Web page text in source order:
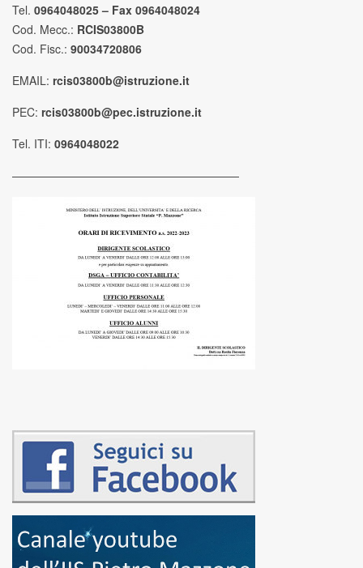
Tel. 0964048025 – Fax 0964048024
Cod. Mecc.: RCIS03800B
Cod. Fisc.: 90034720806
EMAIL: rcis03800b@istruzione.it
PEC: rcis03800b@pec.istruzione.it
Tel. ITI: 0964048022
————————————————————